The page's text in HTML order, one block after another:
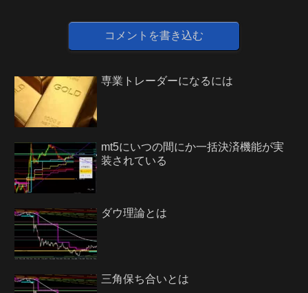
コメントを書き込む
専業トレーダーになるには
mt5にいつの間にか一括決済機能が実
装されている
ダウ理論とは
三角保ち合いとは